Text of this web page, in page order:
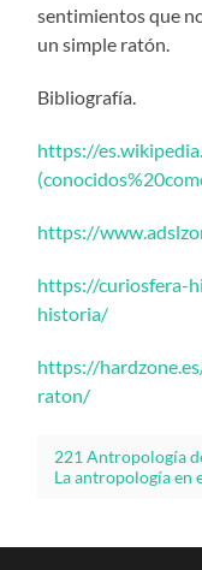
sentimientos que
un simple ratón.
Bibliografía.
https://
https://
https://curiosfera-
historia/
https://
raton/
221 Antropología
La antropología en